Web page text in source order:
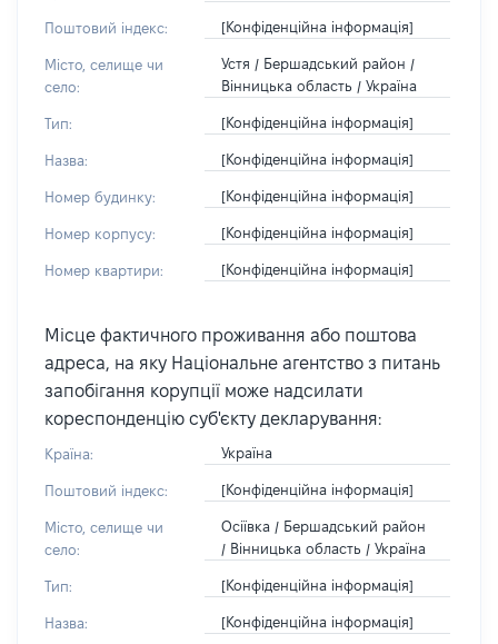
Поштовий індекс: [Конфіденційна інформація]
Місто, селище чи
село:
Устя / Бершадський район /
Вінницька область / Україна
Тип: [Конфіденційна інформація]
Назва: [Конфіденційна інформація]
Номер будинку: [Конфіденційна інформація]
Номер корпусу: [Конфіденційна інформація]
Номер квартири: [Конфіденційна інформація]
Місце фактичного проживання або поштова
адреса, на яку Національне агентство з питань
запобігання корупції може надсилати
кореспонденцію суб'єкту декларування:
Країна: Україна
Поштовий індекс: [Конфіденційна інформація]
Місто, селище чи
село:
Осіївка / Бершадський район
/ Вінницька область / Україна
Тип: [Конфіденційна інформація]
Назва: [Конфіденційна інформація]